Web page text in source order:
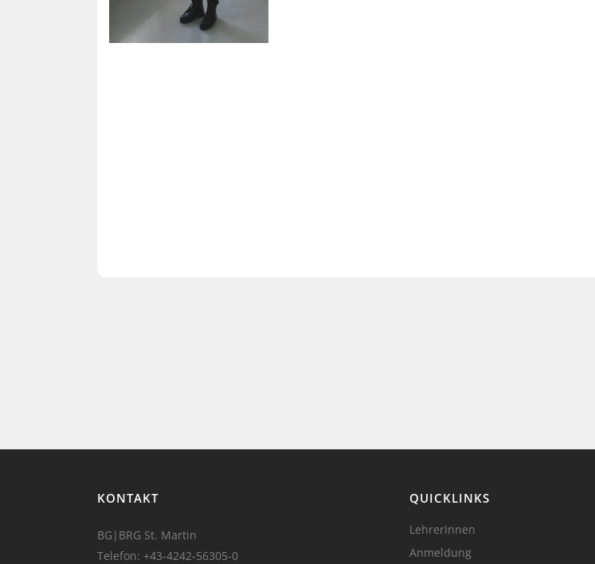
KONTAKT
BG|BRG St. Martin
Telefon: +43-4242-56305-0
QUICKLINKS
LehrerInnen
Anmeldung